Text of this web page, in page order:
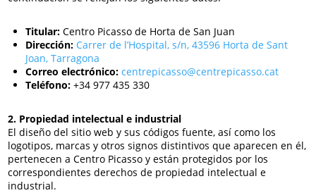
Titular: Centro Picasso de Horta de San Juan
Dirección: Carrer de l’Hospital, s/n, 43596 Horta de Sant
Joan, Tarragona
Correo electrónico: centrepicasso@centrepicasso.cat
Teléfono: +34 977 435 330
2. Propiedad intelectual e industrial
El diseño del sitio web y sus códigos fuente, así como los
logotipos, marcas y otros signos distintivos que aparecen en él,
pertenecen a Centro Picasso y están protegidos por los
correspondientes derechos de propiedad intelectual e
industrial.